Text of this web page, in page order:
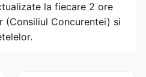
la fiecare 2 ore
(Consiliul Concurentei) si